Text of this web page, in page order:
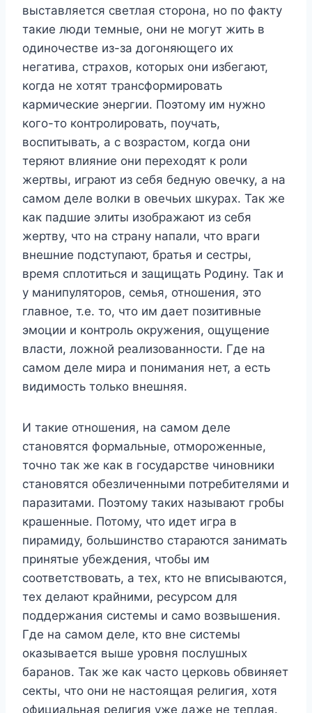
выставляется светлая сторона, но по факту
такие люди темные, они не могут жить в
одиночестве из-за догоняющего их
негатива, страхов, которых они избегают,
когда не хотят трансформировать
кармические энергии. Поэтому им нужно
кого-то контролировать, поучать,
воспитывать, а с возрастом, когда они
теряют влияние они переходят к роли
жертвы, играют из себя бедную овечку, а на
самом деле волки в овечьих шкурах. Так же
как падшие элиты изображают из себя
жертву, что на страну напали, что враги
внешние подступают, братья и сестры,
время сплотиться и защищать Родину. Так и
у манипуляторов, семья, отношения, это
главное, т.е. то, что им дает позитивные
эмоции и контроль окружения, ощущение
власти, ложной реализованности. Где на
самом деле мира и понимания нет, а есть
видимость только внешняя.
И такие отношения, на самом деле
становятся формальные, отмороженные,
точно так же как в государстве чиновники
становятся обезличенными потребителями и
паразитами. Поэтому таких называют гробы
крашенные. Потому, что идет игра в
пирамиду, большинство стараются занимать
принятые убеждения, чтобы им
соответствовать, а тех, кто не вписываются,
тех делают крайними, ресурсом для
поддержания системы и само возвышения.
Где на самом деле, кто вне системы
оказывается выше уровня послушных
баранов. Так же как часто церковь обвиняет
секты, что они не настоящая религия, хотя
официальная религия уже даже не теплая.